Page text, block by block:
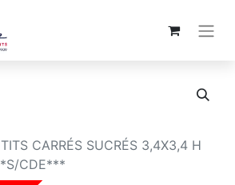
CARRÉS SUCRÉS 3,4X3,4 H
CDE***